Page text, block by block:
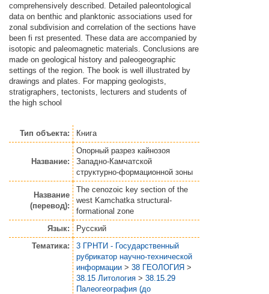
comprehensively described. Detailed paleontological
data on benthic and planktonic associations used for
zonal subdivision and correlation of the sections have
been fi rst presented. These data are accompanied by
isotopic and paleomagnetic materials. Conclusions are
made on geological history and paleogeographic
settings of the region. The book is well illustrated by
drawings and plates. For mapping geologists,
stratigraphers, tectonists, lecturers and students of
the high school
Тип объекта: Книга
Название:
Опорный разрез кайнозоя
Западно-Камчатской
структурно-формационной зоны
Название
(перевод):
The cenozoic key section of the
west Kamchatka structural-
formational zone
Язык:
Русский
Тематика:
3 ГРНТИ - Государственный
рубрикатор научно-технической
информации > 38 ГЕОЛОГИЯ >
38.15 Литология > 38.15.29
Палеогеография (до